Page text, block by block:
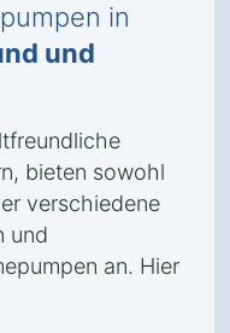
in
und
bieten sowohl
verschiedene
und
an. Hier